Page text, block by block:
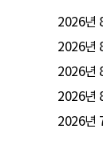
2026년
2026년
2026년
2026년
2026년